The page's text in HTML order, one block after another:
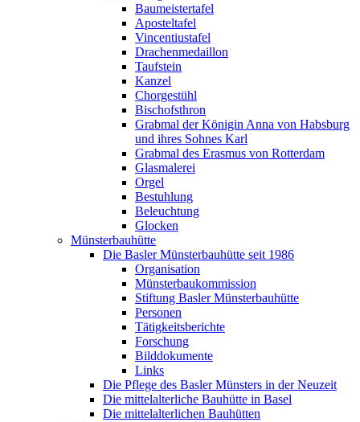
Baumeistertafel
Aposteltafel
Vincentiustafel
Drachenmedaillon
Taufstein
Kanzel
Chorgestühl
Bischofsthron
Grabmal der Königin Anna von Habsburg
und ihres Sohnes Karl
Grabmal des Erasmus von Rotterdam
Glasmalerei
Orgel
Bestuhlung
Beleuchtung
Glocken
Münsterbauhütte
Die Basler Münsterbauhütte seit 1986
Organisation
Münsterbaukommission
Stiftung Basler Münsterbauhütte
Personen
Tätigkeitsberichte
Forschung
Bilddokumente
Links
Die Pflege des Basler Münsters in der Neuzeit
Die mittelalterliche Bauhütte in Basel
Die mittelalterlichen Bauhütten